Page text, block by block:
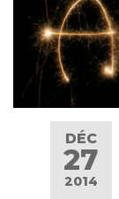
DÉC
27
2014